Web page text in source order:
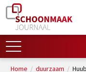
Home / duurzaam /